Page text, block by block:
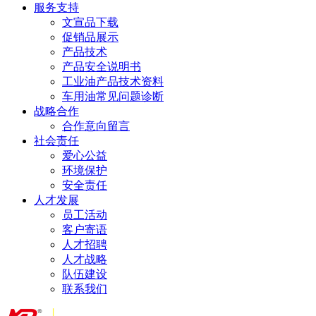
服务支持
文宣品下载
促销品展示
产品技术
产品安全说明书
工业油产品技术资料
车用油常见问题诊断
战略合作
合作意向留言
社会责任
爱心公益
环境保护
安全责任
人才发展
员工活动
客户寄语
人才招聘
人才战略
队伍建设
联系我们